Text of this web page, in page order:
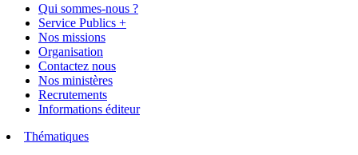
Qui sommes-nous ?
Service Publics +
Nos missions
Organisation
Contactez nous
Nos ministères
Recrutements
Informations éditeur
Thématiques